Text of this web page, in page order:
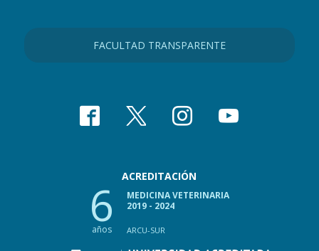
FACULTAD TRANSPARENTE
ACREDITACIÓN
6
años
MEDICINA VETERINARIA
2019 - 2024
ARCU-SUR